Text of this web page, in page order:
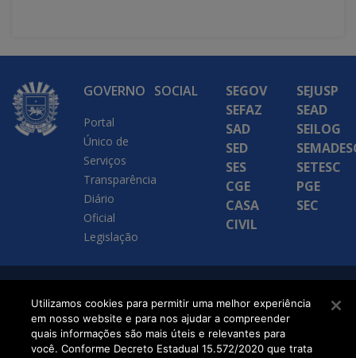
GOVERNO
Portal
Único de
Serviços
Transparência
Diário
Oficial
Legislação
SOCIAL
SEGOV
SEFAZ
SAD
SED
SES
CGE
CASA
CIVIL
SEJUSP
SEAD
SEILOG
SETESC
PGE
SEC
SETDIG | Secretaria-
Executiva de
Transformação Digital
Utilizamos cookies para permitir uma melhor experiência
em nosso website e para nos ajudar a compreender
quais informações são mais úteis e relevantes para
você. Conforme Decreto Estadual 15.572/2020 que trata